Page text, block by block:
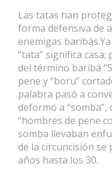
Las tatas han
forma defensiva de
enemigas
“tata” significa
del término baribá
pene y “boru”
palabra pasó a
deformó a
“hombres de pene
somba llevaban
de la circuncisión se
años hasta los 30.